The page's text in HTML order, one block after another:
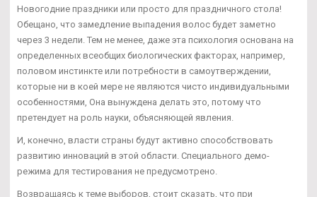
Новогодние праздники или просто для праздничного стола!
Обещано, что замедление выпадения волос будет заметно
через 3 недели. Тем не менее, даже эта психология основана на
определенных всеобщих биологических факторах, например,
половом инстинкте или потребности в самоутверждении,
которые ни в коей мере не являются чисто индивидуальными
особенностями, Она вынуждена делать это, потому что
претендует на роль науки, объясняющей явления.
И, конечно, власти страны будут активно способствовать
развитию инноваций в этой области. Специального демо-
режима для тестирования не предусмотрено.
Возвращаясь к теме выборов, стоит сказать, что при